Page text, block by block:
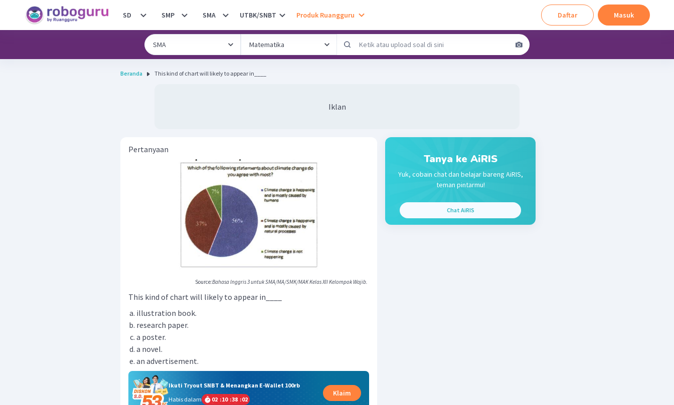
SD SMP SMA UTBK/SNBT Produk Ruangguru Daftar Masuk
Beranda This kind of chart will likely to appear in____
Iklan
Pertanyaan
Source:Bahasa Inggris 3 untuk SMA/MA/SMK/MAK Kelas XII Kelompok Wajib.
This kind of chart will likely to appear in____
illustration book.
research paper.
a poster.
a novel.
an advertisement.
Ikuti Tryout SNBT & Menangkan E-Wallet 100rb
Habis dalam
02 :10 :38 :01
Klaim
Tanya ke AiRIS
Yuk, cobain chat dan belajar bareng AiRIS,
teman pintarmu!
Chat AiRIS